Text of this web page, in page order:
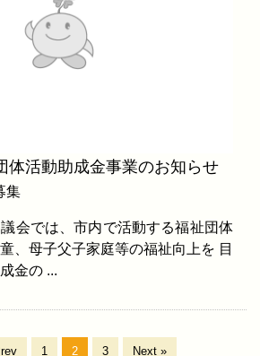
体活動助成金事業のお知らせ
集
会では、市内で活動する福祉団体
、母子父子家庭等の福祉向上を 目
金の ...
1 2 3 Next »